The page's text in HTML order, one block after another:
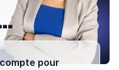
pour